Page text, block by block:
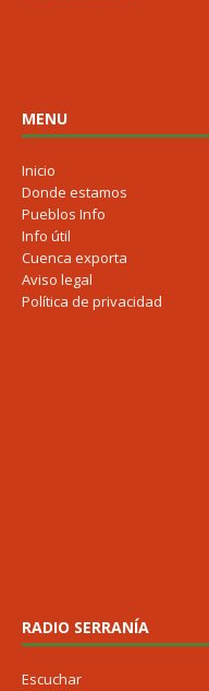
MENU
Inicio
Donde estamos
Pueblos Info
Info útil
Cuenca exporta
Aviso legal
Política de privacidad
RADIO SERRANÍA
Escuchar